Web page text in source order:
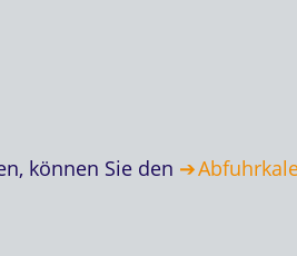
können Sie den